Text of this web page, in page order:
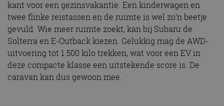
kant voor een gezinsvakantie. Een kinderwagen en
twee flinke reistassen en de ruimte is wel zo’n beetje
gevuld. Wie meer ruimte zoekt, kan bij Subaru de
Solterra en E-Outback kiezen. Gelukkig mag de AWD-
uitvoering tot 1.500 kilo trekken, wat voor een EV in
deze compacte klasse een uitstekende score is. De
caravan kan dus gewoon mee.